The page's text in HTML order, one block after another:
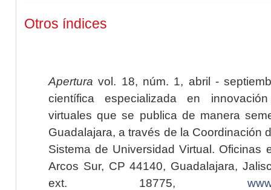
Otros índices
Apertura vol. 18, núm. 1, abril -
científica especializada en
virtuales que se publica de manera
Guadalajara, a través de la Coordinación
Sistema de Universidad Virtual. Oficinas
Arcos Sur, CP 44140, Guadalajara,
ext. 18775,